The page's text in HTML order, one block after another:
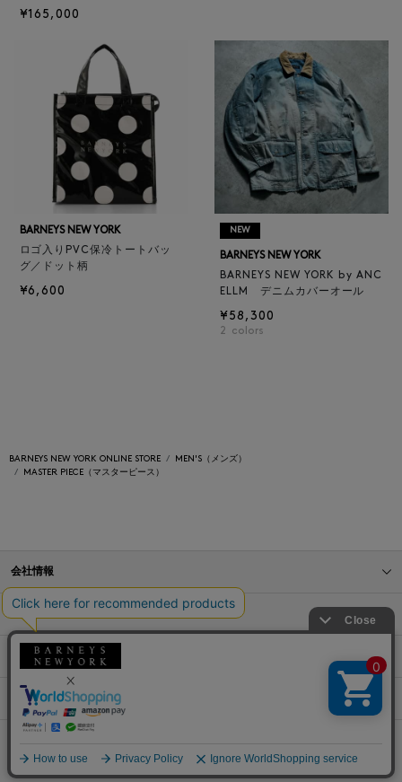
¥165,000
BARNEYS NEW YORK
ロゴ入りPVC保冷トートバッ
グ／ドット柄
¥6,600
NEW
BARNEYS NEW YORK
BARNEYS NEW YORK by ANC
ELLM デニムカバーオール
¥58,300
2 colors
BARNEYS NEW YORK ONLINE STORE
MEN'S（メンズ）
MASTER PIECE（マスターピース）
会社情報
オンラインストアショッピングガイド
店舗情報
サービス